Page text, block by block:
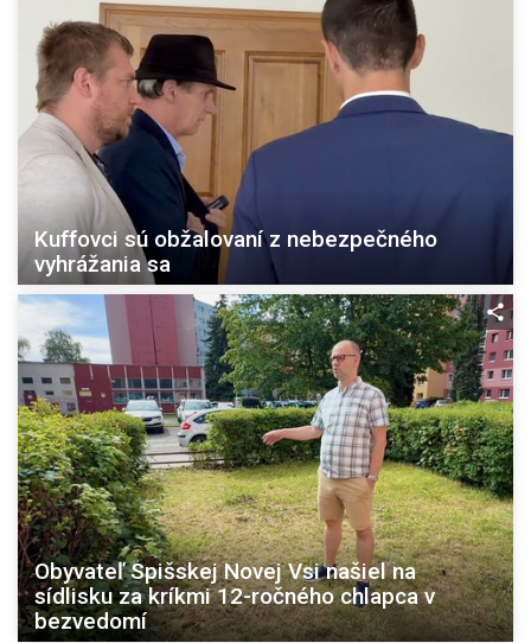
Kuffovci sú obžalovaní z nebezpečného
vyhrážania sa
Obyvateľ Spišskej Novej Vsi našiel na
sídlisku za kríkmi 12-ročného chlapca v
bezvedomí